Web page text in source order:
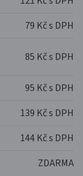
79 Kč s DPH
85 Kč s DPH
95 Kč s DPH
139 Kč s DPH
144 Kč s DPH
ZDARMA